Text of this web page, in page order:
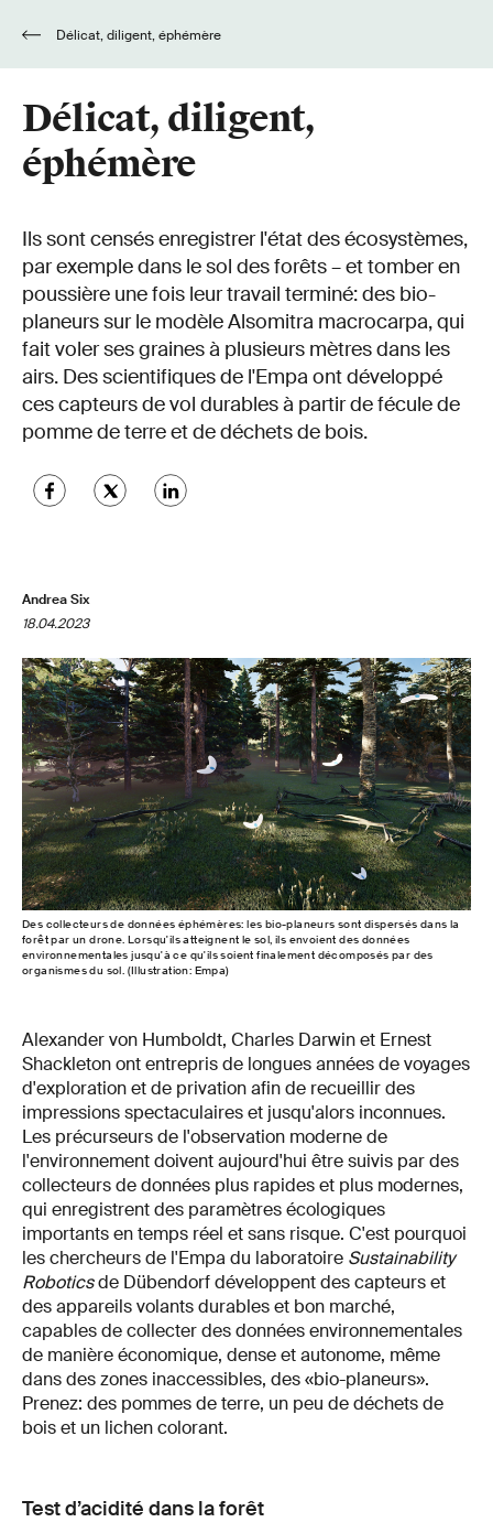
Délicat, diligent, éphémère
Délicat, diligent,
éphémère
Ils sont censés enregistrer l'état des écosystèmes,
par exemple dans le sol des forêts – et tomber en
poussière une fois leur travail terminé: des bio-
planeurs sur le modèle Alsomitra macrocarpa, qui
fait voler ses graines à plusieurs mètres dans les
airs. Des scientifiques de l'Empa ont développé
ces capteurs de vol durables à partir de fécule de
pomme de terre et de déchets de bois.
Andrea Six
18.04.2023
Des collecteurs de données éphémères: les bio-planeurs sont dispersés dans la
forêt par un drone. Lorsqu'ils atteignent le sol, ils envoient des données
environnementales jusqu'à ce qu'ils soient finalement décomposés par des
organismes du sol. (Illustration: Empa)
Alexander von Humboldt, Charles Darwin et Ernest
Shackleton ont entrepris de longues années de voyages
d'exploration et de privation afin de recueillir des
impressions spectaculaires et jusqu'alors inconnues.
Les précurseurs de l'observation moderne de
l'environnement doivent aujourd'hui être suivis par des
collecteurs de données plus rapides et plus modernes,
qui enregistrent des paramètres écologiques
importants en temps réel et sans risque. C'est pourquoi
les chercheurs de l'Empa du laboratoire Sustainability
Roboticsde Dübendorf développent des capteurs et
des appareils volants durables et bon marché,
capables de collecter des données environnementales
de manière économique, dense et autonome, même
dans des zones inaccessibles, des «bio-planeurs».
Prenez: des pommes de terre, un peu de déchets de
bois et un lichen colorant.
Test d’acidité dans la forêt